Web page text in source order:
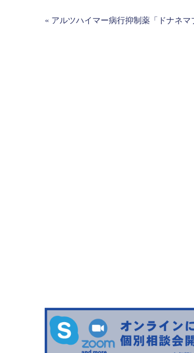
« アルツハイマー病行抑制薬「ドナネマブ」の効果（高齢者住宅